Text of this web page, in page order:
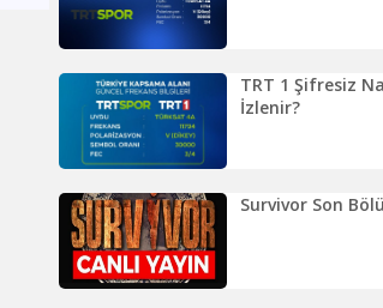
TRT 1 Şifresiz
İzlenir?
Survivor Son